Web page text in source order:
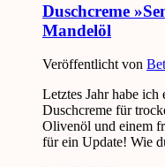
Duschcreme
Mandelöl
Veröffentlicht von
Letztes Jahr habe ich
Duschcreme für
Olivenöl und einem
für ein Update! Wie